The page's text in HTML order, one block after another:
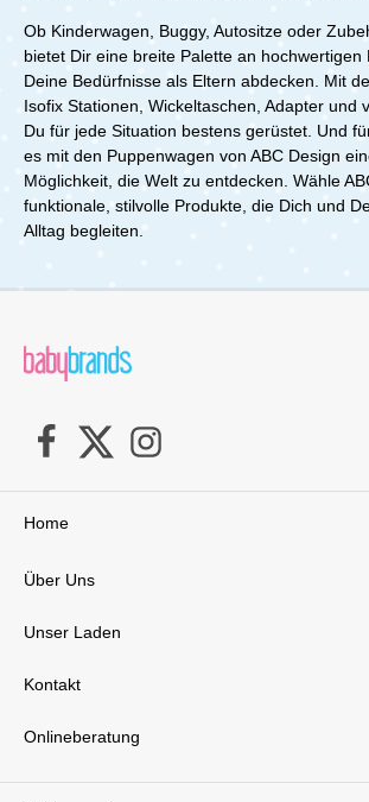
Ob Kinderwagen, Buggy, Autositze oder
bietet Dir eine breite Palette an hochwertigen
Deine Bedürfnisse als Eltern abdecken. Mit
Isofix Stationen, Wickeltaschen, Adapter und
Du für jede Situation bestens gerüstet. Und
es mit den Puppenwagen von ABC Design
Möglichkeit, die Welt zu entdecken. Wähle
funktionale, stilvolle Produkte, die Dich und
Alltag begleiten.
Home
Über Uns
Unser Laden
Kontakt
Onlineberatung